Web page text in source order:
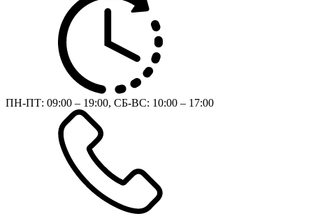
ПН-ПТ: 09:00 – 19:00, СБ-ВС: 10:00 – 17:00